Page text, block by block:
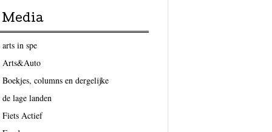
Media
arts in spe
Arts&Auto
Boekjes, columns en dergelijke
de lage landen
Fiets Actief